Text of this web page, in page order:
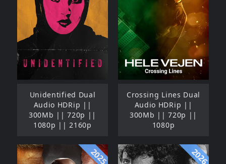
Unidentified Dual
Audio HDRip ||
300Mb || 720p ||
1080p || 2160p
Crossing Lines Dual
Audio HDRip ||
300Mb || 720p ||
1080p
2025 2026